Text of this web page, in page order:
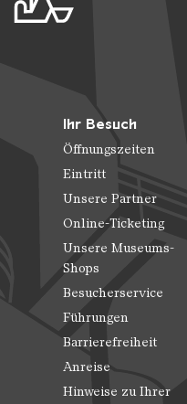
Ihr Besuch
Öffnungszeiten
Eintritt
Unsere Partner
Online-Ticketing
Unsere Museums-
Shops
Besucherservice
Führungen
Barrierefreiheit
Anreise
Hinweise zu Ihrer